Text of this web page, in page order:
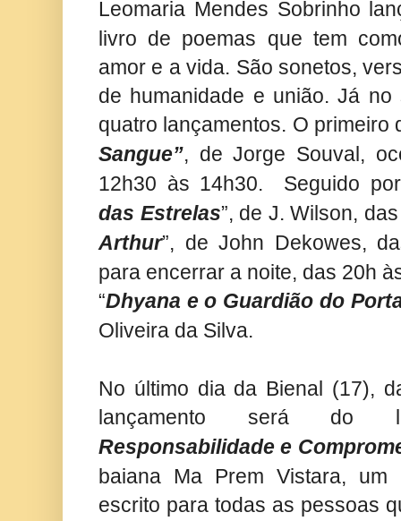
Leomaria Mendes Sobrinho
livro de poemas que tem
amor e a vida. São sonetos,
de humanidade e união. Já
quatro lançamentos. O primeiro
Sangue”, de Jorge Souval,
12h30 às 14h30. Seguido
das Estrelas”, de J. Wilson,
Arthur”, de John Dekowes,
para encerrar a noite, das 20h
“Dhyana e o Guardião do
Oliveira da Silva.
No último dia da Bienal (17),
lançamento será do
Responsabilidade e
baiana Ma Prem Vistara,
escrito para todas as pessoas